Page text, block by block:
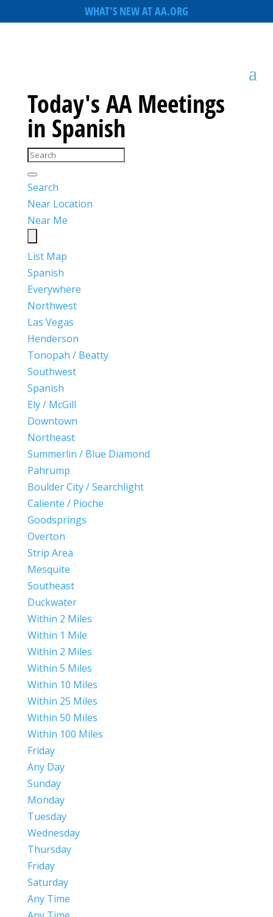
WHAT’S NEW AT AA.ORG
Today's AA Meetings
in Spanish
Search
Near Location
Near Me
List Map
Spanish
Everywhere
Northwest
Las Vegas
Henderson
Tonopah / Beatty
Southwest
Spanish
Ely / McGill
Downtown
Northeast
Summerlin / Blue Diamond
Pahrump
Boulder City / Searchlight
Caliente / Pioche
Goodsprings
Overton
Strip Area
Mesquite
Southeast
Duckwater
Within 2 Miles
Within 1 Mile
Within 2 Miles
Within 5 Miles
Within 10 Miles
Within 25 Miles
Within 50 Miles
Within 100 Miles
Friday
Any Day
Sunday
Monday
Tuesday
Wednesday
Thursday
Friday
Saturday
Any Time